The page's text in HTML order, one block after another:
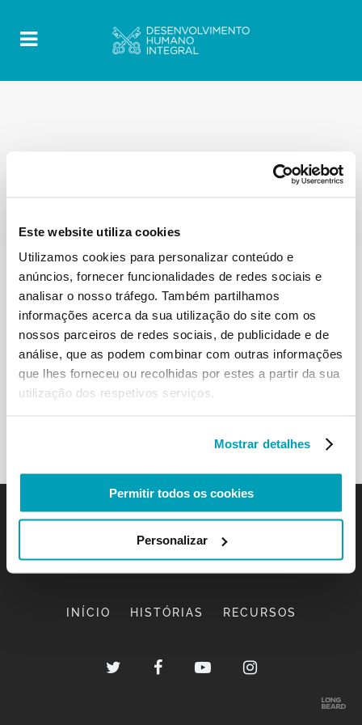
Este website utiliza cookies
Utilizamos cookies para personalizar conteúdo e
anúncios, fornecer funcionalidades de redes sociais e
analisar o nosso tráfego. Também partilhamos
informações acerca da sua utilização do site com os
nossos parceiros de redes sociais, de publicidade e de
análise, que as podem combinar com outras informações
que lhes forneceu ou recolhidas por estes a partir da sua
utilização dos respetivos serviços.
Mostrar detalhes
Permitir todos os cookies
Personalizar
INÍCIO HISTÓRIAS RECURSOS